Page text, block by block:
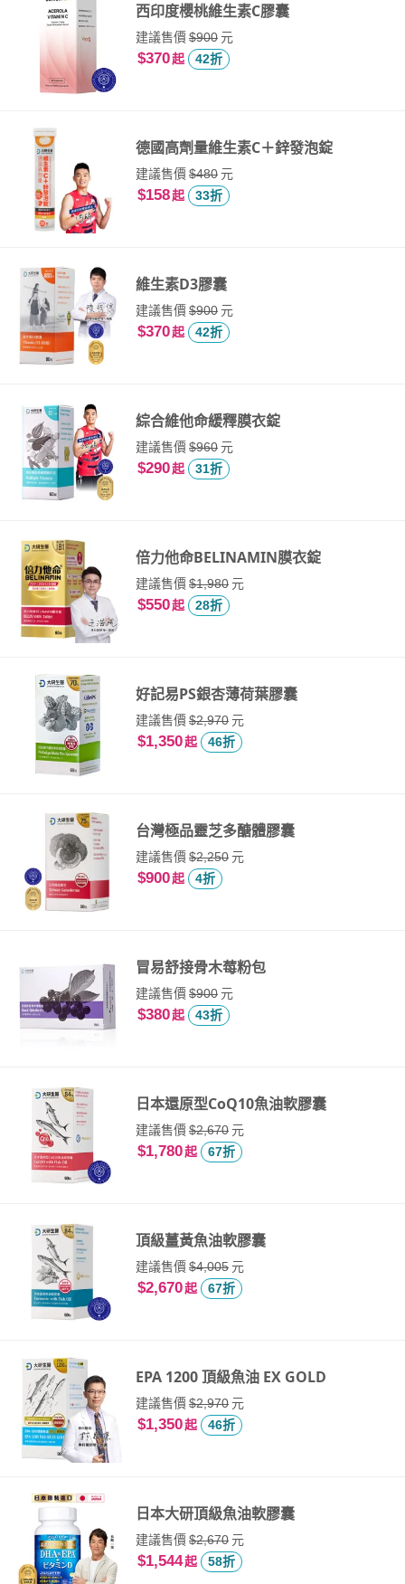
西印度櫻桃維生素C膠囊
建議售價$900元
$370起 42折
德國高劑量維生素C＋鋅發泡錠
建議售價$480元
$158起 33折
維生素D3膠囊
建議售價$900元
$370起 42折
綜合維他命緩釋膜衣錠
建議售價$960元
$290起 31折
倍力他命BELINAMIN膜衣錠
建議售價$1,980元
$550起 28折
好記易PS銀杏薄荷葉膠囊
建議售價$2,970元
$1,350起 46折
台灣極品靈芝多醣體膠囊
建議售價$2,250元
$900起 4折
冒易舒接骨木莓粉包
建議售價$900元
$380起 43折
日本還原型CoQ10魚油軟膠囊
建議售價$2,670元
$1,780起 67折
頂級薑黃魚油軟膠囊
建議售價$4,005元
$2,670起 67折
EPA 1200 頂級魚油 EX GOLD
建議售價$2,970元
$1,350起 46折
日本大研頂級魚油軟膠囊
建議售價$2,670元
$1,544起 58折